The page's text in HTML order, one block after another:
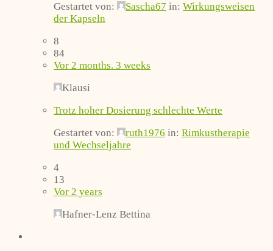
Gestartet von:
Sascha67 in: Wirkungsweisen
der Kapseln
8
84
Vor 2 months. 3 weeks
Klausi
Trotz hoher Dosierung schlechte Werte
Gestartet von:
ruth1976 in: Rimkustherapie
und Wechseljahre
4
13
Vor 2 years
Hafner-Lenz Bettina